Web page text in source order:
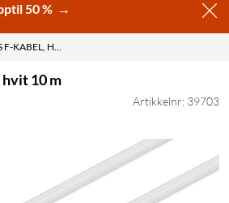
50 % →
LUXORPARTS F-KABEL, HVIT 10 M
10 m
Artikkelnr: 39703